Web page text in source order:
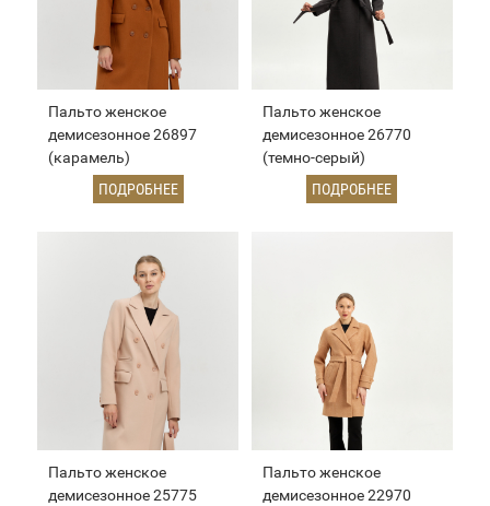
Пальто женское
демисезонное 26897
(карамель)
ПОДРОБНЕЕ
Пальто женское
демисезонное 26770
(темно-серый)
ПОДРОБНЕЕ
Пальто женское
демисезонное 25775
Пальто женское
демисезонное 22970